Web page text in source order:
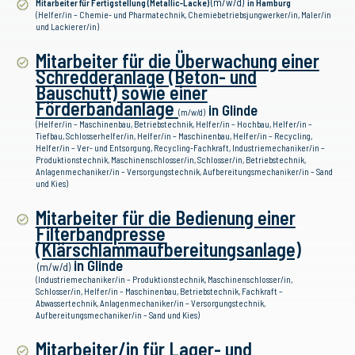
Mitarbeiter für Fertigstellung (Metallic-Lacke)(m/w/d) in Hamburg
(Helfer/in – Chemie- und Pharmatechnik, Chemiebetriebsjungwerker/in, Maler/in
und Lackierer/in)
Mitarbeiter für die Überwachung einer
Schredderanlage (Beton- und
Bauschutt) sowie einer
Förderbandanlage (m/w/d) in Glinde
(Helfer/in – Maschinenbau, Betriebstechnik, Helfer/in – Hochbau, Helfer/in –
Tiefbau, Schlosserhelfer/in, Helfer/in – Maschinenbau, Helfer/in – Recycling,
Helfer/in – Ver- und Entsorgung, Recycling-Fachkraft, Industriemechaniker/in –
Produktionstechnik, Maschinenschlosser/in, Schlosser/in, Betriebstechnik,
Anlagenmechaniker/in – Versorgungstechnik, Aufbereitungsmechaniker/in – Sand
und Kies)
Mitarbeiter für die Bedienung einer
Filterbandpresse
(Klärschlammaufbereitungsanlage)
(m/w/d) in Glinde
(Industriemechaniker/in – Produktionstechnik, Maschinenschlosser/in,
Schlosser/in, Helfer/in – Maschinenbau, Betriebstechnik, Fachkraft –
Abwassertechnik, Anlagenmechaniker/in – Versorgungstechnik,
Aufbereitungsmechaniker/in – Sand und Kies)
Mitarbeiter/in für Lager- und